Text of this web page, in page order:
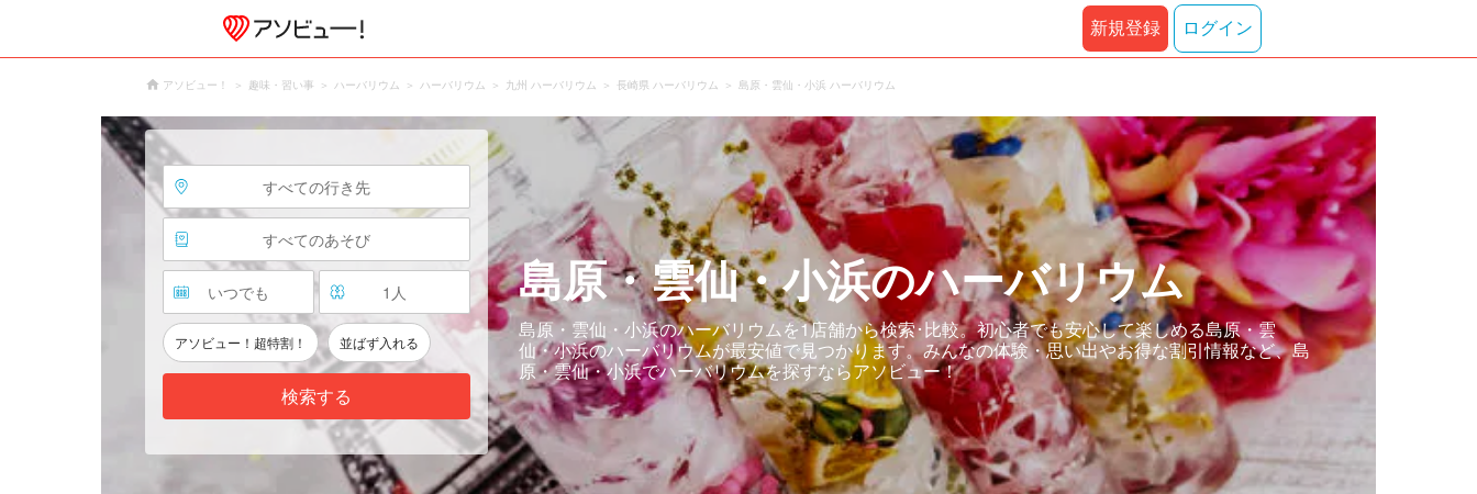
新規登録 ログイン
アソビュー！ 趣味・習い事 ハーバリウム ハーバリウム 九州 ハーバリウム 長崎県 ハーバリウム 島原・雲仙・小浜 ハーバリウム
すべての行き先
すべてのあそび
いつでも 1 人
アソビュー！超特割！ 並ばず入れる
検索する
島原・雲仙・小浜のハーバリウム
島原・雲仙・小浜のハーバリウムを1店舗から検索･比較。初心者でも安心して楽しめる島原・雲
仙・小浜のハーバリウムが最安値で見つかります。みんなの体験・思い出やお得な割引情報など、島
原・雲仙・小浜でハーバリウムを探すならアソビュー！